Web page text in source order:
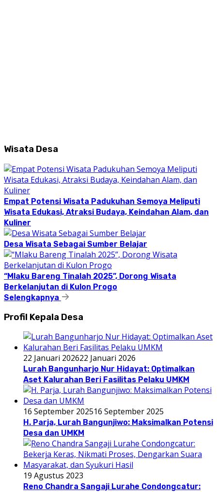
Wisata Desa
Empat Potensi Wisata Padukuhan Semoya Meliputi
Wisata Edukasi, Atraksi Budaya, Keindahan Alam, dan
Kuliner
Desa Wisata Sebagai Sumber Belajar
“Mlaku Bareng Tinalah 2025”, Dorong Wisata
Berkelanjutan di Kulon Progo
Selengkapnya
Profil Kepala Desa
22 Januari 202622 Januari 2026
Lurah Bangunharjo Nur Hidayat: Optimalkan
Aset Kalurahan Beri Fasilitas Pelaku UMKM
16 September 202516 September 2025
H. Parja, Lurah Bangunjiwo: Maksimalkan Potensi
Desa dan UMKM
19 Agustus 2023
Reno Chandra Sangaji Lurahe Condongcatur: